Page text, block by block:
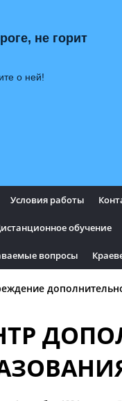
не горит
о ней!
Условия работы
обучение
вопросы